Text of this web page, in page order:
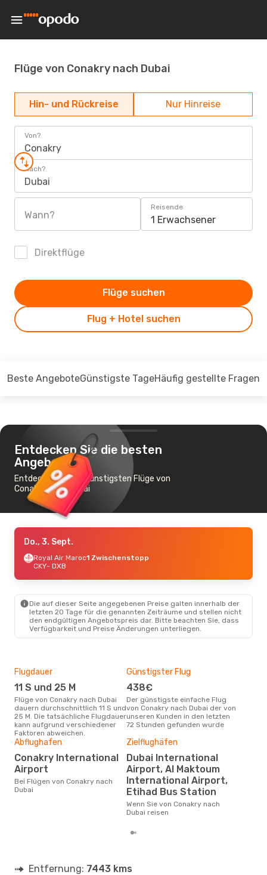
Flüge von Conakry nach Dubai
Hin- und Rückreise Nur Hinreise
Von?
Conakry
Nach?
Dubai
Wann?
Reisende
1 Erwachsener
Direktflüge
Flug + Hotel suchen
Flüge suchen
Beste AngeboteGünstigste TageHäufig gestellte Fragen
Entdecken Sie die besten
Angebote
Entdecken Sie die günstigsten Flüge von
Conakry nach Dubai
Do., 3. Sept.
Royal Air Maroc1 Zwischenstopp
CKY- DXB
Die auf dieser Seite angegebenen Preise galten innerhalb der
letzten 20 Tage für die genannten Zeiträume und stellen nicht
den endgültigen Angebotspreis dar. Bitte beachten Sie, dass
Verfügbarkeit und Preise Änderungen unterliegen.
Flugdauer
11 S und 25 M
Flüge von Conakry nach Dubai
dauern durchschnittlich 11 S und
25 M. Die tatsächliche Flugdauer
kann aufgrund verschiedener
Faktoren abweichen.
Günstigster Flug
438€
Der günstigste einfache Flug
von Conakry nach Dubai der von
unseren Kunden in den letzten
72 Stunden gefunden wurde
Abflughafen
Conakry International
Airport
Bei Flügen von Conakry nach
Dubai
Zielflughäfen
Dubai International
Airport, Al Maktoum
International Airport,
Etihad Bus Station
Wenn Sie von Conakry nach
Dubai reisen
Entfernung: 7443 kms